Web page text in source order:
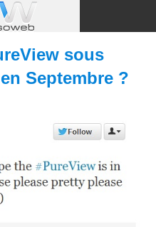
sous
Septembre ?